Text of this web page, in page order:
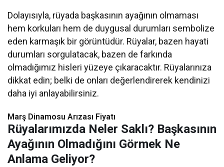
Dolayısıyla, rüyada başkasının ayağının olmaması
hem korkuları hem de duygusal durumları sembolize
eden karmaşık bir görüntüdür. Rüyalar, bazen hayati
durumları sorgulatacak, bazen de farkında
olmadığımız hisleri yüzeye çıkaracaktır. Rüyalarınıza
dikkat edin; belki de onları değerlendirerek kendinizi
daha iyi anlayabilirsiniz.
Marş Dinamosu Arızası Fiyatı
Rüyalarımızda Neler Saklı? Başkasının
Ayağının Olmadığını Görmek Ne
Anlama Geliyor?